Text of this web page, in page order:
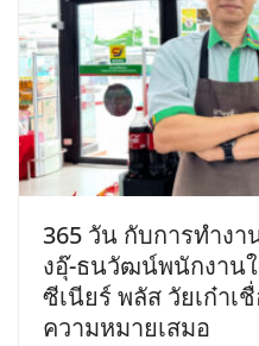
365 วัน กับการทำง
งอุ๊-ธนวัฒน์พนักงาน
ซีเนียร์ พลัส วัยเก๋าเ
ความหมายเสมอ